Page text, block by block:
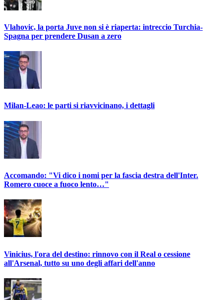
Vlahovic, la porta Juve non si è riaperta: intreccio Turchia-
Spagna per prendere Dusan a zero
Milan-Leao: le parti si riavvicinano, i dettagli
Accomando: "Vi dico i nomi per la fascia destra dell'Inter.
Romero cuoce a fuoco lento…"
Vinicius, l'ora del destino: rinnovo con il Real o cessione
all'Arsenal, tutto su uno degli affari dell'anno